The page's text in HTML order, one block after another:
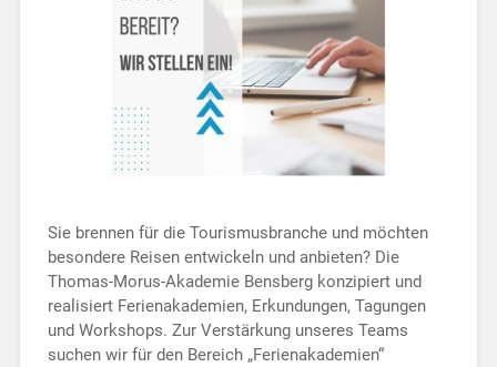
Sie brennen für die Tourismusbranche und möchten
besondere Reisen entwickeln und anbieten? Die
Thomas-Morus-Akademie Bensberg konzipiert und
realisiert Ferienakademien, Erkundungen, Tagungen
und Workshops. Zur Verstärkung unseres Teams
suchen wir für den Bereich „Ferienakademien“